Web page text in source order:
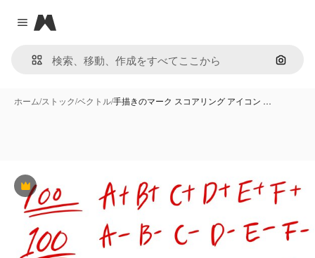
Close menu
Magnific
画像で
ホーム/ストック/ベクトル/手描きのマーク スコアリング アイコン …
Premium